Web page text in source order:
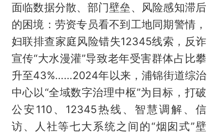
面临数据分散、部门壁垒、风险感知滞后
的困境：劳资专员看不到工地同期警情，
妇联排查家庭风险错失12345线索，反诈
宣传“大水漫灌”导致老年受害群体占比攀
升至43%……2024年以来，浦锦街道综治
中心以“全域数字治理中枢”为目标，打破
公安110、12345热线、智慧调解、信
访、人社等七大系统之间的“烟囱式”壁